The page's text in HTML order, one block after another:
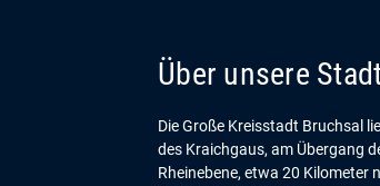
Über unsere
Die Große Kreisstadt Bruchsal
des Kraichgaus, am Übergang
Rheinebene, etwa 20 Kilometer